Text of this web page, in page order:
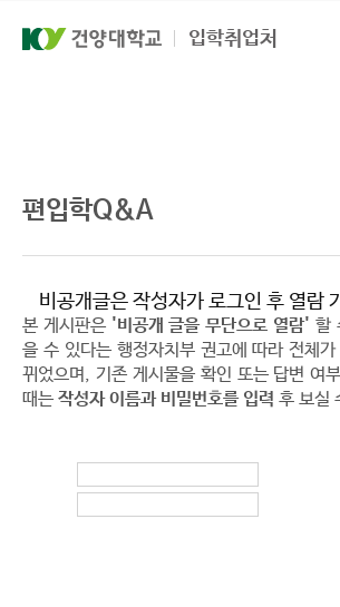
입학취업처
편입학Q&A
비공개글은 작성자가 로그인 후 열람
본 게시판은 '비공개 글을 무단으로 열람' 할
을 수 있다는 행정자치부 권고에 따라 전체
뀌었으며, 기존 게시물을 확인 또는 답변 여
때는 작성자 이름과 비밀번호를 입력 후 보실